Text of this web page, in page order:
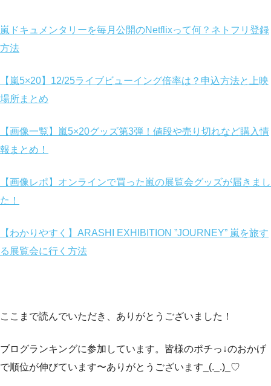
嵐ドキュメンタリーを毎月公開のNetflixって何？ネトフリ登録
方法
【嵐5×20】12/25ライブビューイング倍率は？申込方法と上映
場所まとめ
【画像一覧】嵐5×20グッズ第3弾！値段や売り切れなど購入情
報まとめ！
【画像レポ】オンラインで買った嵐の展覧会グッズが届きまし
た！
【わかりやすく】ARASHI EXHIBITION ”JOURNEY” 嵐を旅す
る展覧会に行く方法
ここまで読んでいただき、ありがとうございました！
ブログランキングに参加しています。皆様のポチっ↓のおかげ
で順位が伸びています〜ありがとうございます_(._.)_♡